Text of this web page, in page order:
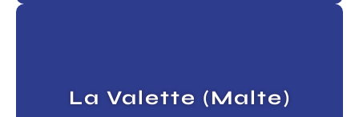
La Valette (Malte)